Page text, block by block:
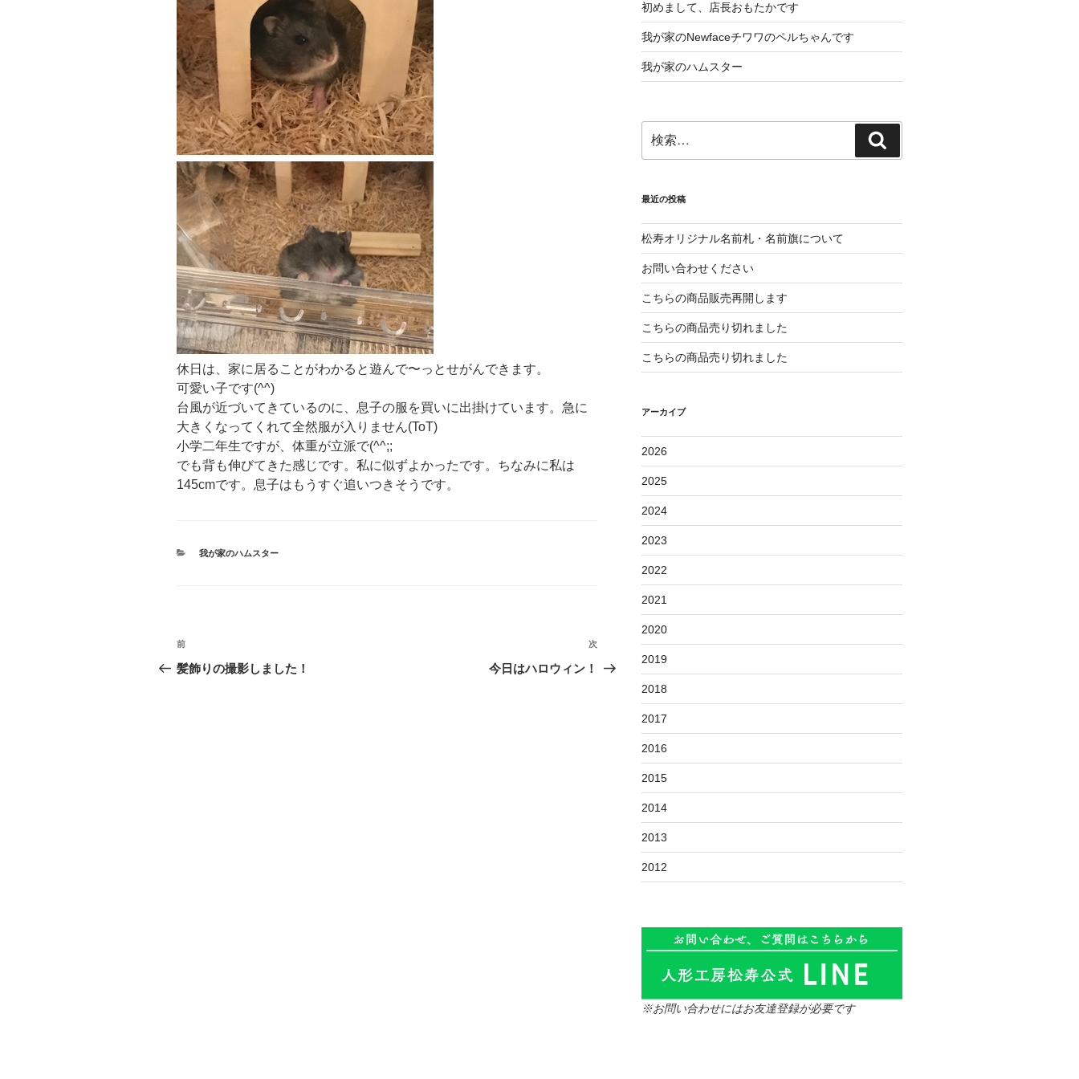
休日は、家に居ることがわかると遊んで〜っとせがんできます。
可愛い子です(^^)
台風が近づいてきているのに、息子の服を買いに出掛けています。急に
大きくなってくれて全然服が入りません(ToT)
小学二年生ですが、体重が立派で(^^;;
でも背も伸びてきた感じです。私に似ずよかったです。ちなみに私は
145cmです。息子はもうすぐ追いつきそうです。
カ
我が家のハムスター
投
稿
前
の
前
髪飾りの撮影しました！
次
の
次
今日はハロウィン！
初めまして、店長おもたかです
我が家のNewfaceチワワのペルちゃんです
我が家のハムスター
索:
索
最近の投稿
松寿オリジナル名前札・名前旗について
お問い合わせください
こちらの商品販売再開します
こちらの商品売り切れました
こちらの商品売り切れました
アーカイブ
2026
2025
2024
2023
2022
2021
2020
2019
2018
2017
2016
2015
2014
2013
2012
※お問い合わせにはお友達登録が必要です